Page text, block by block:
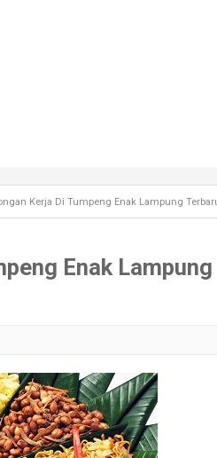
Kerja Di Tumpeng Enak Lampung
Enak Lampung